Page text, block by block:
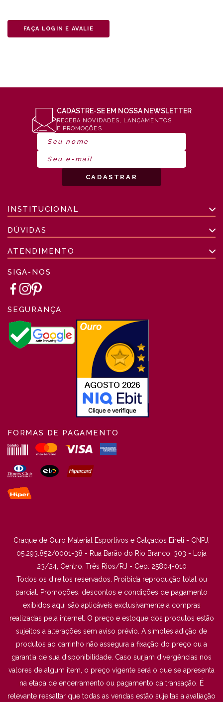
FAÇA LOGIN E AVALIE
CADASTRE-SE EM NOSSA NEWSLETTER
RECEBA NOVIDADES, LANÇAMENTOS
E PROMOÇÕES
INSTITUCIONAL
DÚVIDAS
ATENDIMENTO
SIGA-NOS
SEGURANÇA
FORMAS DE PAGAMENTO
Craque de Ouro Material Esportivos e Calçados Eireli - CNPJ:
05.293.852/0001-38 - Rua Barão do Rio Branco, 303 - Loja
23/24, Centro, Três Rios/RJ - Cep: 25804-010
Todos os direitos reservados. Proibida reprodução total ou
parcial. Promoções, descontos e condições de pagamento
exibidos aqui são aplicáveis exclusivamente a compras
realizadas pela internet. O preço e estoque dos produtos estão
sujeitos a alterações sem aviso prévio. A simples adição de
produtos ao carrinho não assegura a fixação do preço ou a
garantia de sua disponibilidade. Caso surjam divergências nos
valores de algum item, o preço vigente será o que se apresenta
na etapa de encerramento ou pagamento da transação. É
relevante ressaltar que todas as vendas estão sujeitas a avaliação